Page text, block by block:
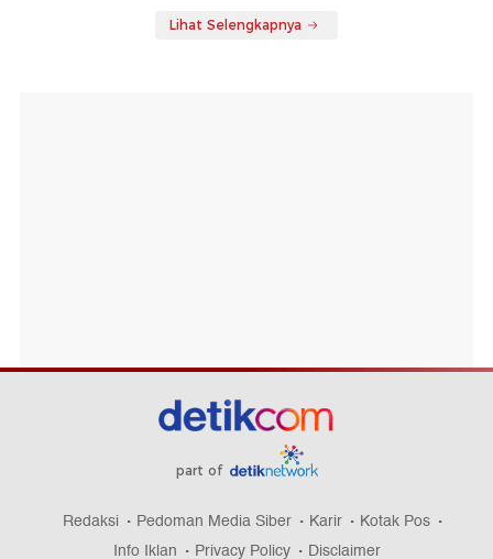
Lihat Selengkapnya
part of
Redaksi Pedoman Media Siber Karir
Kotak Pos
Info Iklan
Privacy Policy Disclaimer